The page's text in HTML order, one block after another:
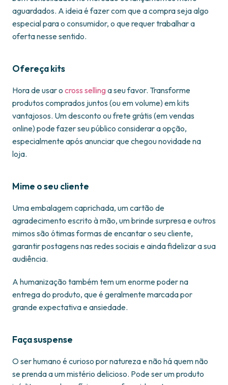
aguardados. A ideia é fazer com que a compra seja algo
especial para o consumidor, o que requer trabalhar a
oferta nesse sentido.
Ofereça kits
Hora de usar o cross sellinga seu favor. Transforme
produtos comprados juntos (ou em volume) em kits
vantajosos. Um desconto ou frete grátis (em vendas
online) pode fazer seu público considerar a opção,
especialmente após anunciar que chegou novidade na
loja.
Mime o seu cliente
Uma embalagem caprichada, um cartão de
agradecimento escrito à mão, um brinde surpresa e outros
mimos são ótimas formas de encantar o seu cliente,
garantir postagens nas redes sociais e ainda fidelizar a sua
audiência.
A humanização também tem um enorme poder na
entrega do produto, que é geralmente marcada por
grande expectativa e ansiedade.
Faça suspense
O ser humano é curioso por natureza e não há quem não
se prenda a um mistério delicioso. Pode ser um produto